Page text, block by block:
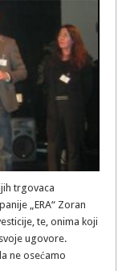
trgovaca
„ERA“ Zoran
te, onima koji
ugovore.
ne osećamo